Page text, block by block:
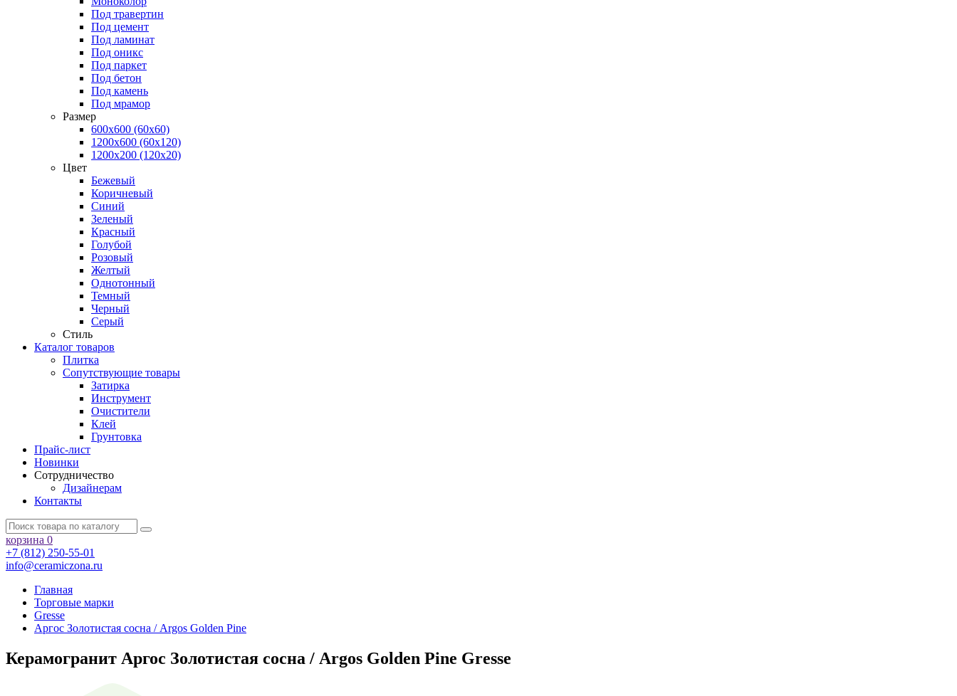
Под травертин
Под цемент
Под ламинат
Под оникс
Под паркет
Под бетон
Под камень
Под мрамор
Размер
600х600 (60х60)
1200х600 (60х120)
1200х200 (120x20)
Цвет
Бежевый
Коричневый
Синий
Зеленый
Красный
Голубой
Розовый
Желтый
Однотонный
Темный
Черный
Серый
Стиль
Каталог товаров
Плитка
Сопутствующие товары
Затирка
Инструмент
Очистители
Клей
Грунтовка
Прайс-лист
Новинки
Сотрудничество
Дизайнерам
Контакты
корзина 0
+7 (812) 250-55-01
info@ceramiczona.ru
Главная
Торговые марки
Gresse
Аргос Золотистая сосна / Argos Golden Pine
Керамогранит Аргос Золотистая сосна / Argos Golden Pine Gresse